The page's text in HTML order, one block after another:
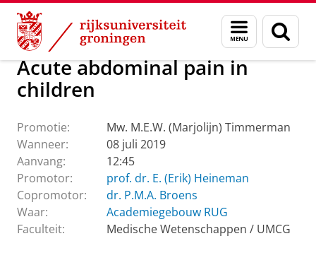
Skip
Content
Skip
Navigation
Menu
en
zoeken
Over ons Actueel Evenementen Promoties
Acute abdominal pain in
children
Promotie:
Mw. M.E.W. (Marjolijn) Timmerman
Wanneer:
08 juli 2019
Aanvang:
12:45
Promotor:
prof. dr. E. (Erik) Heineman
Copromotor:
dr. P.M.A. Broens
Waar:
Academiegebouw RUG
Faculteit:
Medische Wetenschappen / UMCG